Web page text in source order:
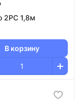
2РС 1,8м
В корзину